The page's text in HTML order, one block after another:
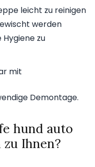
leicht zu reinigen
werden
Hygiene zu
mit
Demontage.
hund auto
Ihnen?